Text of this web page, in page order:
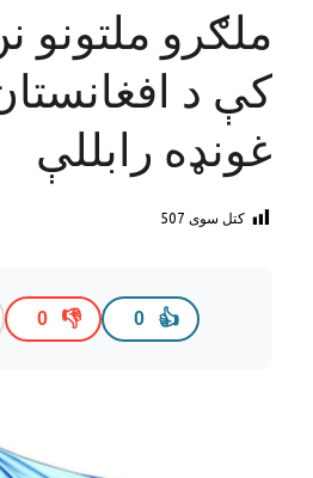
ملګرو ملتونو
کې د
غونډه رابللې
کتل سوی 507
👍
0
👎
0